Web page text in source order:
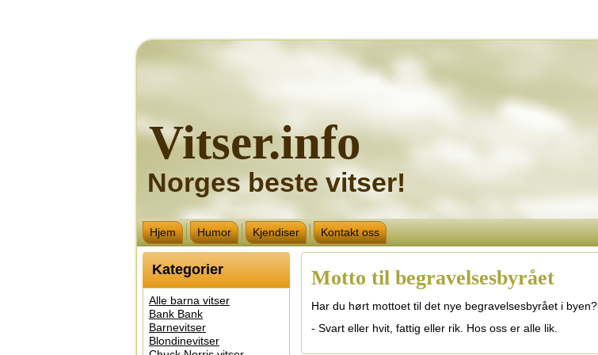
Vitser.info
Norges beste vitser!
Hjem Humor Kjendiser Kontakt oss
Kategorier
Alle barna vitser
Bank Bank
Barnevitser
Blondinevitser
Motto til begravelsesbyrået
Har du hørt mottoet til det nye begravelsesbyrået i byen?
- Svart eller hvit, fattig eller rik. Hos oss er alle lik.